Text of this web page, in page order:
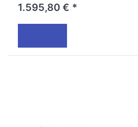
1.595,80 € *